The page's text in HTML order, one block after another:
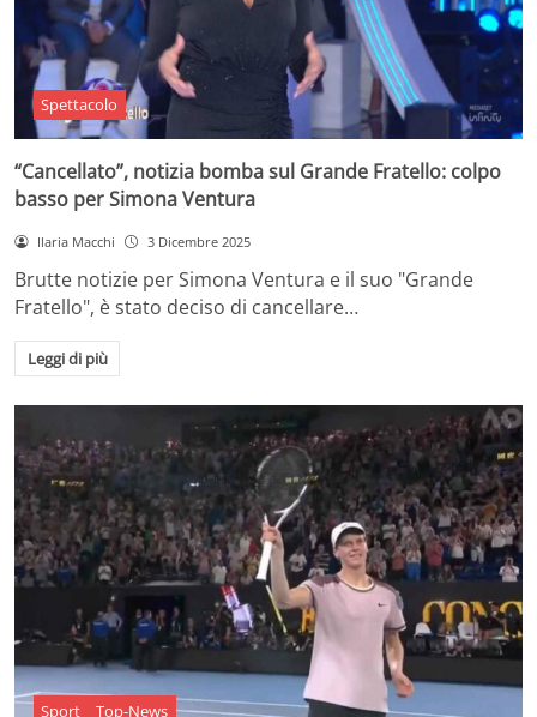
Spettacolo
“Cancellato”, notizia bomba sul Grande Fratello: colpo
basso per Simona Ventura
Ilaria Macchi 3 Dicembre 2025
Brutte notizie per Simona Ventura e il suo "Grande
Fratello", è stato deciso di cancellare…
Leggi di più
Sport Top-News